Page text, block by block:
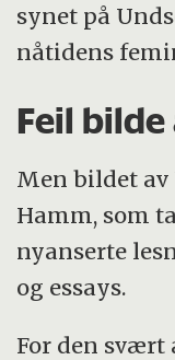
synet på
nåtidens
Feil bilde
Men bildet av
Hamm, som
nyanserte
og essays.
For den svært